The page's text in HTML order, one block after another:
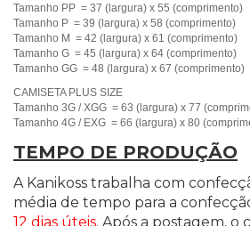
Tamanho PP = 37 (largura) x 55 (comprimento)
Tamanho P = 39 (largura) x 58 (comprimento)
Tamanho M = 42 (largura) x 61 (comprimento)
Tamanho G = 45 (largura) x 64 (comprimento)
Tamanho GG = 48 (largura) x 67 (comprimento)
CAMISETA PLUS SIZE
Tamanho 3G / XGG = 63 (largura) x 77
Tamanho 4G / EXG = 66 (largura) x 80
TEMPO DE PRODUÇÃO
A Kanikoss trabalha com
média de tempo para a
12 dias úteis. Após a postagem, o